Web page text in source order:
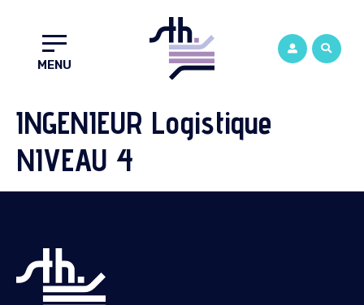
MENU
INGENIEUR Logistique
NIVEAU 4